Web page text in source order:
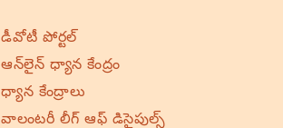
డీవోటీ పోర్టల్
ఆన్‌లైన్ ధ్యాన కేంద్రం
ధ్యాన కేంద్రాలు
వాలంటరీ లీగ్ ఆఫ్ డిసైపుల్స్